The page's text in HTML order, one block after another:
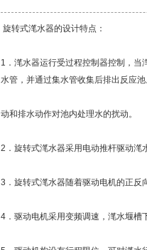
旋转式滗水器的设计特点：
1．滗水器运行受过程控制器控制，
水管，并通过集水管收集后排出反应
动和排水动作对池内处理水的扰动。
2．旋转式滗水器采用电动推杆驱动滗
3．旋转式滗水器随着驱动电机的正反
4．驱动电机采用变频调速，滗水堰槽